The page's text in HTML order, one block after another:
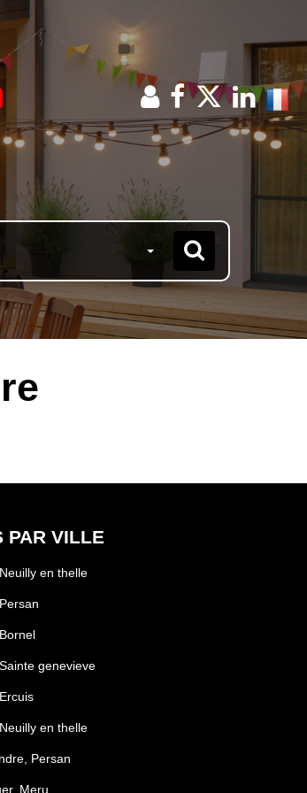
PAR VILLE
en thelle
genevieve
en thelle
Persan
Meru